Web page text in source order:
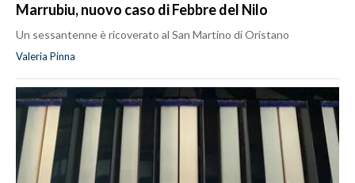
Marrubiu, nuovo caso di Febbre del Nilo
Un sessantenne è ricoverato al San Martino di Oristano
Valeria Pinna